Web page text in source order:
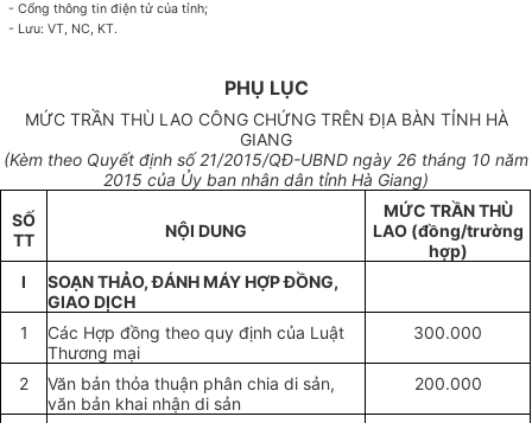
-Cổng thông tin điện tử của tỉnh;
- Lưu: VT, NC, KT.
PHỤ LỤC
MỨC TRẦN THÙ LAO CÔNG CHỨNG TRÊN ĐỊA BÀN TỈNH HÀ
GIANG
(Kèm theo Quyết định số 21/2015/QĐ-UBND ngày 26 tháng 10 năm
2015 của Ủy ban nhân dân tỉnh Hà Giang)
SỐ
TT
NỘI DUNG
MỨC TRẦN THÙ
LAO (đồng/trường
hợp)
I
SOẠN THẢO, ĐÁNH MÁY HỢP ĐỒNG,
GIAO DỊCH
1
Các Hợp đồng theo quy định của Luật
Thương mại
300.000
2
Văn bản thỏa thuận phân chia di sản,
văn bản khai nhận di sản
200.000